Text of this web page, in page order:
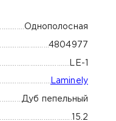
Однополосная
4804977
LЕ-1
Laminely
Дуб пепельный
15.2